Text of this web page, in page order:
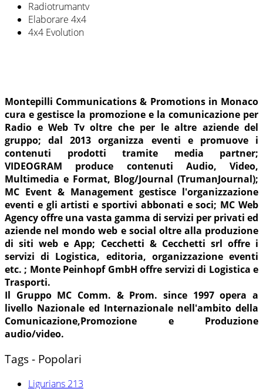
Radiotrumantv
Elaborare 4x4
4x4 Evolution
Montepilli Communications & Promotions in Monaco
cura e gestisce la promozione e la comunicazione per
Radio e Web Tv oltre che per le altre aziende del
gruppo; dal 2013 organizza eventi e promuove i
contenuti prodotti tramite media partner;
VIDEOGRAM produce contenuti Audio, Video,
Multimedia e Format, Blog/Journal (TrumanJournal);
MC Event & Management gestisce l'organizzazione
eventi e gli artisti e sportivi abbonati e soci; MC Web
Agency offre una vasta gamma di servizi per privati ed
aziende nel mondo web e social oltre alla produzione
di siti web e App; Cecchetti & Cecchetti srl offre i
servizi di Logistica, editoria, organizzazione eventi
etc. ; Monte Peinhopf GmbH offre servizi di Logistica e
Trasporti.
Il Gruppo MC Comm. & Prom. since 1997 opera a
livello Nazionale ed Internazionale nell'ambito della
Comunicazione,Promozione e Produzione
audio/video.
Tags - Popolari
Ligurians 213